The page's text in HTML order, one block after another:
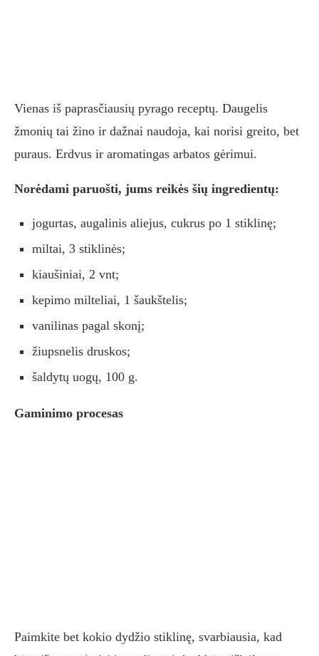
Vienas iš paprasčiausių pyrago receptų. Daugelis
žmonių tai žino ir dažnai naudoja, kai norisi greito, bet
puraus. Erdvus ir aromatingas arbatos gėrimui.
Norėdami paruošti, jums reikės šių ingredientų:
jogurtas, augalinis aliejus, cukrus po 1 stiklinę;
miltai, 3 stiklinės;
kiaušiniai, 2 vnt;
kepimo milteliai, 1 šaukštelis;
vanilinas pagal skonį;
žiupsnelis druskos;
šaldytų uogų, 100 g.
Gaminimo procesas
Paimkite bet kokio dydžio stiklinę, svarbiausia, kad